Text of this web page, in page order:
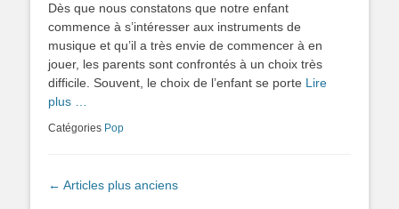
Dès que nous constatons que notre enfant
commence à s’intéresser aux instruments de
musique et qu’il a très envie de commencer à en
jouer, les parents sont confrontés à un choix très
difficile. Souvent, le choix de l’enfant se porte Lire
plus …
Catégories Pop
Navigation
← Articles plus anciens